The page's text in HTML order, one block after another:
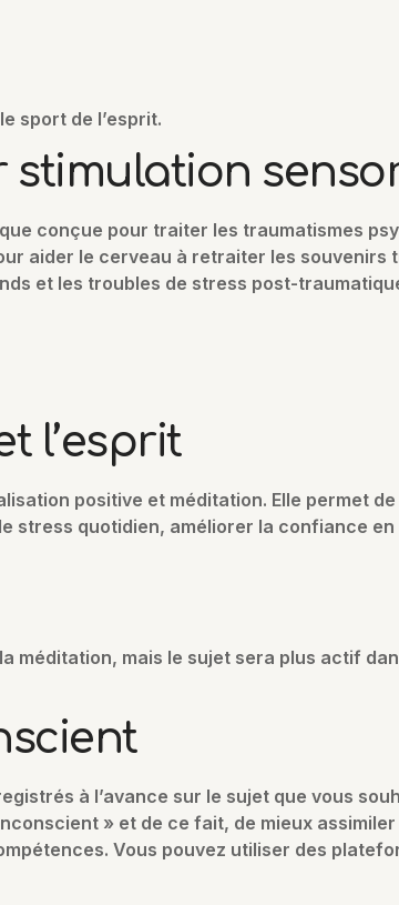
sport de l’esprit.
stimulation
conçue pour traiter les traumatismes
aider le cerveau à retraiter les souvenirs
et les troubles de stress post-
l’esprit
positive et méditation. Elle permet
stress quotidien, améliorer la confiance
mais le sujet sera plus actif
à l’avance sur le sujet que vous
» et de ce fait, de mieux
Vous pouvez utiliser des